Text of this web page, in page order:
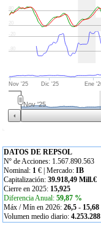
DATOS DE REPSOL
Nº de Acciones: 1.567.890.563
Nominal: 1 € | Mercado: IB
Capitalización: 39.918,49 Mill.€
Cierre en 2025: 15,925
Diferencia Anual: 59,87 %
Máx / Mín en 2026: 26,5 - 15,68
Volumen medio diario: 4.253.288